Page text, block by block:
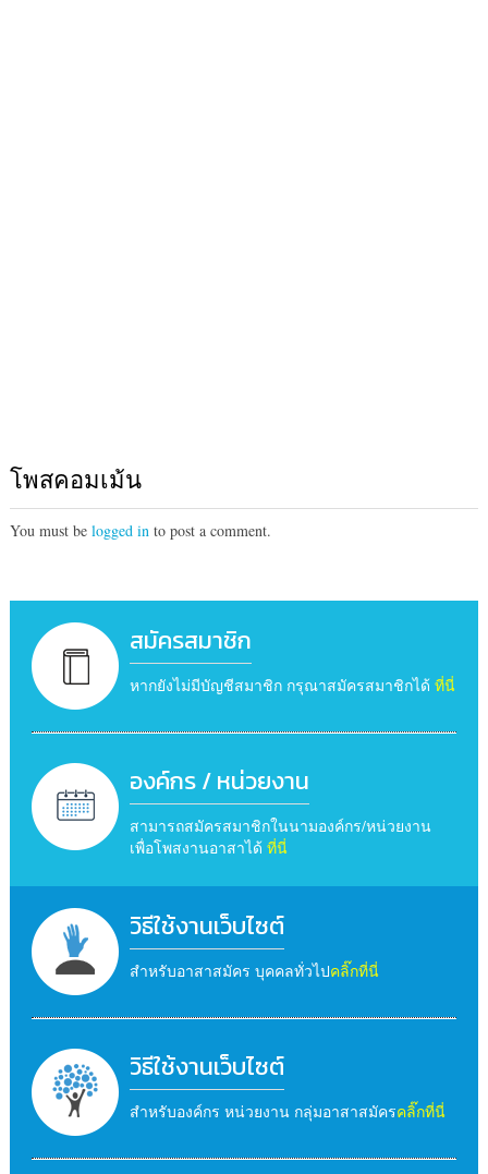
โพสคอมเม้น
You must be logged in to post a comment.
สมัครสมาชิก
หากยังไม่มีบัญชีสมาชิก กรุณาสมัครสมาชิกได้ ที่นี่
องค์กร / หน่วยงาน
สามารถสมัครสมาชิกในนามองค์กร/หน่วยงาน
เพื่อโพสงานอาสาได้ ที่นี่
วิธีใช้งานเว็บไซต์
สำหรับอาสาสมัคร บุคคลทั่วไปคลิ๊กที่นี่
วิธีใช้งานเว็บไซต์
สำหรับองค์กร หน่วยงาน กลุ่มอาสาสมัครคลิ๊กที่นี่